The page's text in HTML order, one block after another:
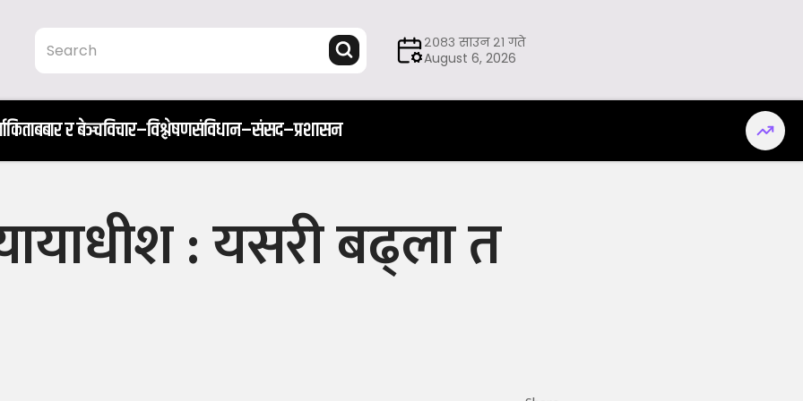
२०८३ साउन २१ गते
August 6, 2026
किताबबार र बेञ्चविचार–विश्लेषणसंविधान–संसद–प्रशासन
: यसरी बढ्ला त